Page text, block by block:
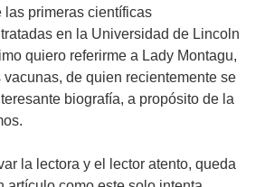
las primeras científicas
en la Universidad de Lincoln
quiero referirme a Lady Montagu,
vacunas, de quien recientemente se
biografía, a propósito de la
la lectora y el lector atento, queda